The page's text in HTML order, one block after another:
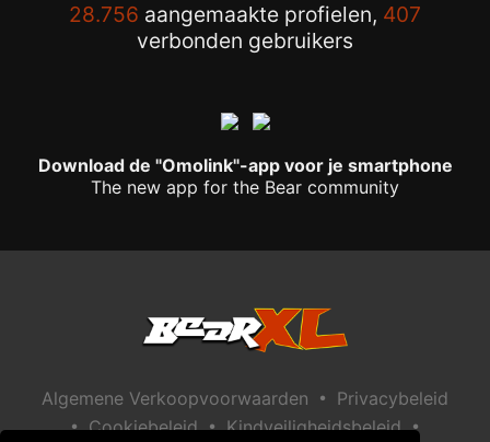
28.756 aangemaakte profielen, 407
verbonden gebruikers
Download de "Omolink"-app voor je smartphone
The new app for the Bear community
Algemene Verkoopvoorwaarden • Privacybeleid
• Cookiebeleid • Kindveiligheidsbeleid •